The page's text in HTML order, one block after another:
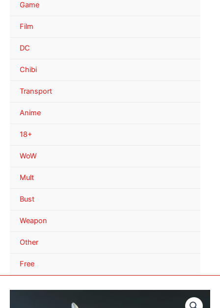
Game
Film
DC
Chibi
Transport
Anime
18+
WoW
Mult
Bust
Weapon
Other
Free